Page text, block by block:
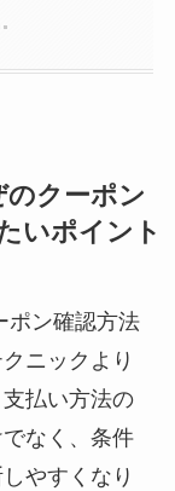
のクーポン
いポイント
ポン確認方法
ニックより
払い方法の
なく、条件
やすくなり